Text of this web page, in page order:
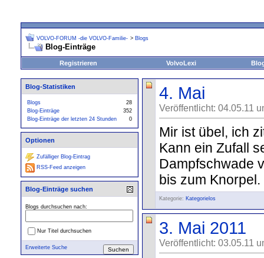
VOLVO-FORUM -die VOLVO-Familie- > Blogs
Blog-Einträge
Registrieren VolvoLexi
4. Mai
Veröffentlicht: 04.05.11
Mir ist übel, ich
Kann ein Zufall
Dampfschwade
bis zum
Kategorie: Kategorielos
3. Mai 2011
Veröffentlicht: 03.05.11
Blog-Statistiken
Blogs
28
Blog-Einträge
352
Blog-Einträge der letzten 24 Stunden
0
Optionen
Zufälliger Blog-Eintrag
RSS-Feed anzeigen
Blog-Einträge suchen
Blogs durchsuchen nach:
Nur Titel durchsuchen
Erweiterte Suche